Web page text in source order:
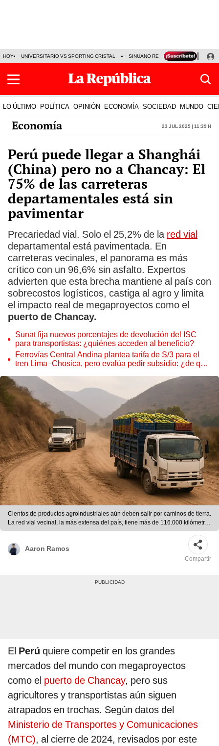
HOY UNIVERSITARIO VS SPORTING CRISTAL SINUANO RESULTADOS HOY
LO ÚLTIMO POLÍTICA OPINIÓN ECONOMÍA SOCIEDAD MUNDO
Economía 23 Jul 2025 | 11:39 h
Perú puede llegar a Shanghái
(China) pero no a Chancay: El
75% de las carreteras
departamentales está sin
pavimentar
Precariedad vial. Solo el 25,2% de la red vial
departamental está pavimentada. En
carreteras vecinales, el panorama es más
crítico con un 96,6% sin asfalto. Expertos
advierten que esta brecha mantiene al país con
sobrecostos logísticos, castiga al agro y limita
el impacto real de megaproyectos como el
puerto de Chancay.
Sunat fija nuevos porcentajes de devolución del ISC
para transportistas: ¿quiénes acceden al beneficio?
Ferrovías Central Andina plantea tarifa de S/3 para el
tren Lima–Chosica, pero evalúa pedir subsidio: ¿de qué
Cientos de productos agroindustriales aún deben salir por caminos de tierra.
La red vial vecinal, la más extensa del país, tiene más de 116.000 kilómetros
sin pavimentar, lo que encarece los costos logísticos. | Foto referencial
Aaron Ramos
Compartir
El Perú quiere competir en los grandes
mercados del mundo con megaproyectos
como el puerto de Chancay, pero sus
agricultores y transportistas aún siguen
atrapados en trochas. Según datos del
Ministerio de Transportes y Comunicaciones
(MTC), al cierre de 2024, revisados por este